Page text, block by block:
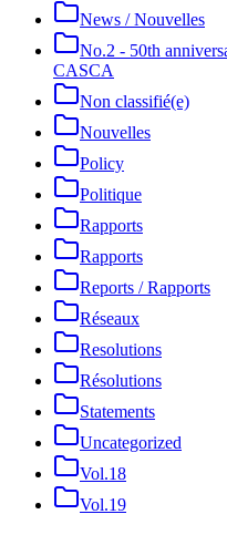
News / Nouvelles
No.2 - 50th
CASCA
Non classifié(e)
Nouvelles
Policy
Politique
Rapports
Rapports
Reports / Rapports
Réseaux
Resolutions
Résolutions
Statements
Uncategorized
Vol.18
Vol.19